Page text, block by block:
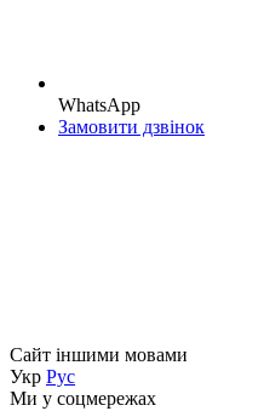
WhatsApp
Замовити дзвінок
Сайт іншими мовами
Укр Рус
Ми у соцмережах